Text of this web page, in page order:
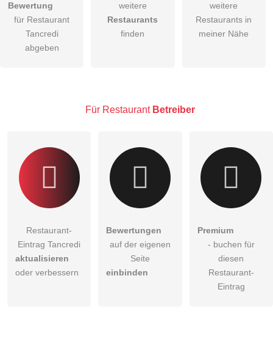
Hiermit akzeptiere ich dieAGB
Datenschutzerklärung habe ich zur Kenntnis genommen.
Besucher sichtbar.
Bewertung
für Restaurant
Tancredi
abgeben
weitere
Restaurants
finden
weitere
Restaurants in
meiner Nähe
Für Restaurant Betreiber
Restaurant-
Eintrag Tancredi
aktualisieren
oder verbessern
Bewertungen
auf der eigenen
Seite
einbinden
Premium
- buchen für
diesen
Restaurant-
Eintrag